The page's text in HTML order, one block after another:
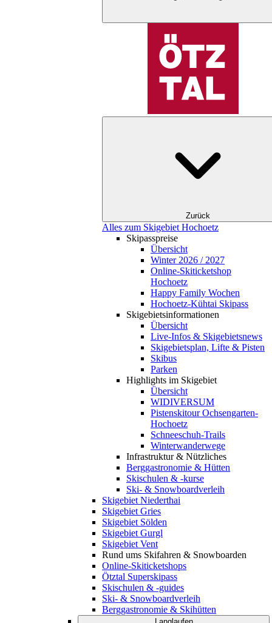
Zurück
Alles zum Skigebiet Hochoetz
Skipasspreise
Übersicht
Winter 2026 / 2027
Online-Skiticketshop
Hochoetz
Happy Family Wochen
Hochoetz-Kühtai Skipass
Skigebietsinformationen
Übersicht
Live-Infos & Skigebietsnews
Skigebietsplan, Lifte & Pisten
Skibus
Parken
Highlights im Skigebiet
Übersicht
WIDIVERSUM
Pistenskitour Ochsengarten-
Hochoetz
Schneeschuh-Trails
Winterwanderwege
Infrastruktur & Nützliches
Berggastronomie & Hütten
Skischulen & -kurse
Ski- & Snowboardverleih
Skigebiet Niederthai
Skigebiet Gries
Skigebiet Sölden
Skigebiet Gurgl
Skigebiet Vent
Rund ums Skifahren & Snowboarden
Online-Skiticketshops
Ötztal Superskipass
Skischulen & -guides
Ski- & Snowboardverleih
Berggastronomie & Skihütten